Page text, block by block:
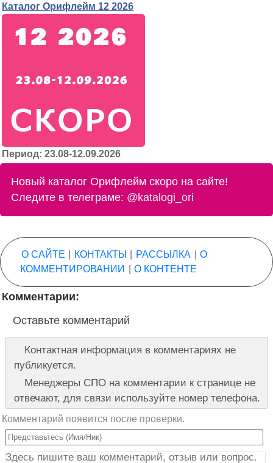
Каталог Орифлейм 12 2026
Период: 23.08-12.09.2026
Новый каталог Орифлейм скоро на сайте!
Следите в телеграме: @katalogi_ori
О САЙТЕ КОНТАКТЫ РАССЫЛКА
О
КОММЕНТИРОВАНИИ
О КОНТЕНТЕ
Комментарии:
Оставьте комментарий
Контактная информация в комментариях не
публикуется.
Менеджеры СПО на комментарии к странице не
отвечают, для связи используйте номер телефона.
Комментарий появится после проверки.